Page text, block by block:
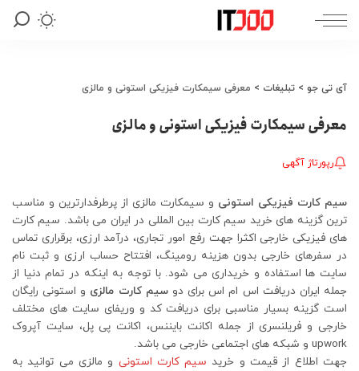
آی تی جو > تبلیغات > معرفی سیمکارت فیزیکی استونی و مالزی
معرفی سیمکارت فیزیکی استونی و مالزی
رپورتاژ آگهی
سیم کارت فیزیکی استونی و سیمکارت مالزی از پرطرفدارترین و مناسب
ترین گزینه های خرید سیم کارت بین المللی در ایران می باشد. سیم کارت
های فیزیکی خارجی اکثرا جهت رفع امور تجاری، درآمد ارزی، برقراری تماس
در سفرهای خارجی بدون هزینه رومینگ، افتتاح حساب ارزی و ثبت نام
سایت ها استفاده و خریداری می شود. با توجه به اینکه در تمام دنیا از
جمله ایران دریافت اس ام اس برای دوسیم کارت مالزی و استونی رایگان
است گزینه بسیار مناسبی برای دریافت کد و وریفای سایت های مختلف
خارجی و فریلنسری از جمله اکانت بایننس، اکانت پی پل، سایت آپروک
upwork و شبکه های اجتماعی خارجی می باشد.
جهت اطلاع از قیمت و خرید سیم کارت استونی و مالزی می توانید به